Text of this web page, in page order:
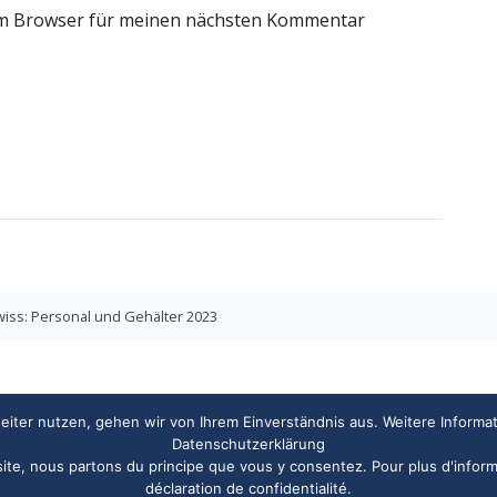
Browser für meinen nächsten Kommentar
nutzen, gehen wir von Ihrem Einverständnis aus. Weitere
Datenschutzerklärung
nous partons du principe que vous y consentez. Pour plus
déclaration de confidentialité.
Personal und Gehälter 2023